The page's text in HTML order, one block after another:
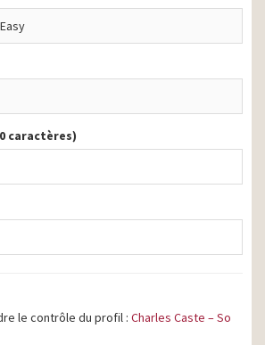
caractères)
le contrôle du profil : Charles Caste – So